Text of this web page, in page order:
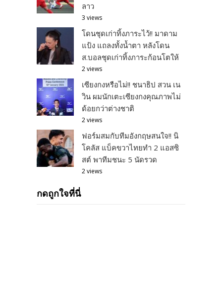
ลาว
3 views
โดนชุดเก่าทิ้งภาระไว้!! มาดาม
แป้ง แถลงทั้งน้ำตา หลังโดน
ส.บอลชุดเก่าทิ้งภาระก้อนโตให้
2 views
เซียงกงหรือไม่!! ชนาธิป สวน เน
วิน ผมนักเตะเซียงกงคุณภาพไม่
ด้อยกว่าต่างชาติ
2 views
ฟอร์มสมกับทีมอังกฤษสนใจ!! นิ
โคลัส แบ็คขวาไทยทำ 2 แอสซิ
สต์ พาทีมชนะ 5 นัดรวด
2 views
กดถูกใจที่นี่